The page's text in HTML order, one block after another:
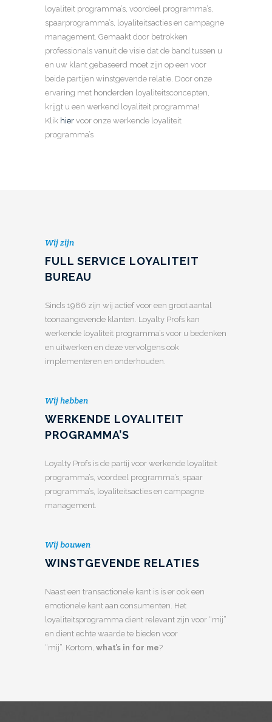
loyaliteit programma’s, voordeel programma’s,
spaarprogramma’s, loyaliteitsacties en campagne
management. Gemaakt door betrokken
professionals vanuit de visie dat de band tussen u
en uw klant gebaseerd moet zijn op een voor
beide partijen winstgevende relatie. Door onze
ervaring met honderden loyaliteitsconcepten,
krijgt u een werkend loyaliteit programma!
Klik hier voor onze werkende loyaliteit
programma’s
Wij zijn
FULL SERVICE LOYALITEIT
BUREAU
Sinds 1986 zijn wij actief voor een groot aantal
toonaangevende klanten. Loyalty Profs kan
werkende loyaliteit programma’s voor u bedenken
en uitwerken en deze vervolgens ook
implementeren en onderhouden.
Wij hebben
WERKENDE LOYALITEIT
PROGRAMMA’S
Loyalty Profs is de partij voor werkende loyaliteit
programma’s, voordeel programma’s, spaar
programma’s, loyaliteitsacties en campagne
management.
Wij bouwen
WINSTGEVENDE RELATIES
Naast een transactionele kant is is er ook een
emotionele kant aan consumenten. Het
loyaliteitsprogramma dient relevant zijn voor “mij”
en dient echte waarde te bieden voor
“mij”. Kortom, what’s in for me?
00